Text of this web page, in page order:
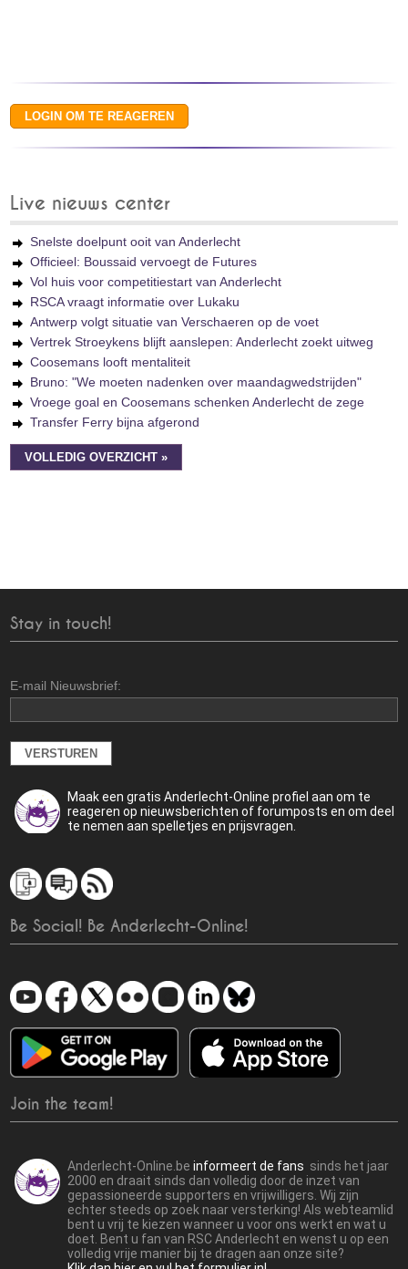
Live nieuws center
Snelste doelpunt ooit van Anderlecht
Officieel: Boussaid vervoegt de Futures
Vol huis voor competitiestart van Anderlecht
RSCA vraagt informatie over Lukaku
Antwerp volgt situatie van Verschaeren op de voet
Vertrek Stroeykens blijft aanslepen: Anderlecht zoekt uitweg
Coosemans looft mentaliteit
Bruno: "We moeten nadenken over maandagwedstrijden"
Vroege goal en Coosemans schenken Anderlecht de zege
Transfer Ferry bijna afgerond
VOLLEDIG OVERZICHT »
Stay in touch!
E-mail Nieuwsbrief:
Maak een gratis Anderlecht-Online profiel aan om te
reageren op nieuwsberichten of forumposts en om deel
te nemen aan spelletjes en prijsvragen.
Be Social! Be Anderlecht-Online!
Join the team!
Anderlecht-Online.beinformeert de fans sinds het jaar
2000 en draait sinds dan volledig door de inzet van
gepassioneerde supporters en vrijwilligers. Wij zijn
echter steeds op zoek naar versterking! Als webteamlid
bent u vrij te kiezen wanneer u voor ons werkt en wat u
doet. Bent u fan van RSC Anderlecht en wenst u op een
volledig vrije manier bij te dragen aan onze site?